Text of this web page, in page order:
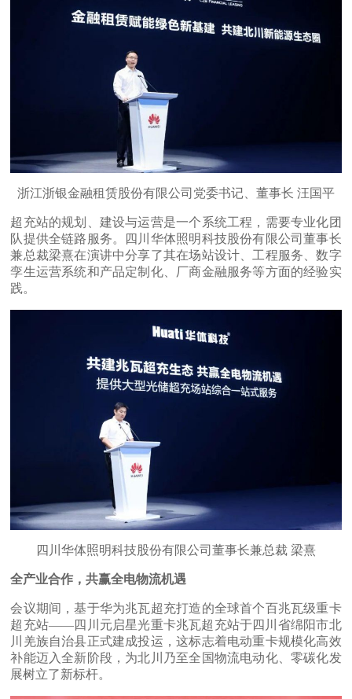
浙江浙银金融租赁股份有限公司党委书记、董事长 汪国平
超充站的规划、建设与运营是一个系统工程，需要专业化团
队提供全链路服务。四川华体照明科技股份有限公司董事长
兼总裁梁熹在演讲中分享了其在场站设计、工程服务、数字
孪生运营系统和产品定制化、厂商金融服务等方面的经验实
践。
四川华体照明科技股份有限公司董事长兼总裁 梁熹
全产业合作，共赢全电物流机遇
会议期间，基于华为兆瓦超充打造的全球首个百兆瓦级重卡
超充站——四川元启星光重卡兆瓦超充站于四川省绵阳市北
川羌族自治县正式建成投运，这标志着电动重卡规模化高效
补能迈入全新阶段，为北川乃至全国物流电动化、零碳化发
展树立了新标杆。